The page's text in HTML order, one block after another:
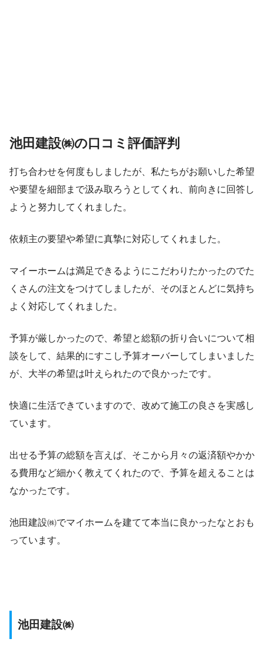
池田建設㈱の口コミ評価評判
打ち合わせを何度もしましたが、私たちがお願いした希望
や要望を細部まで汲み取ろうとしてくれ、前向きに回答し
ようと努力してくれました。
依頼主の要望や希望に真摯に対応してくれました。
マイーホームは満足できるようにこだわりたかったのでた
くさんの注文をつけてしましたが、そのほとんどに気持ち
よく対応してくれました。
予算が厳しかったので、希望と総額の折り合いについて相
談をして、結果的にすこし予算オーバーしてしまいました
が、大半の希望は叶えられたので良かったです。
快適に生活できていますので、改めて施工の良さを実感し
ています。
出せる予算の総額を言えば、そこから月々の返済額やかか
る費用など細かく教えてくれたので、予算を超えることは
なかったです。
池田建設㈱でマイホームを建てて本当に良かったなとおも
っています。
池田建設㈱